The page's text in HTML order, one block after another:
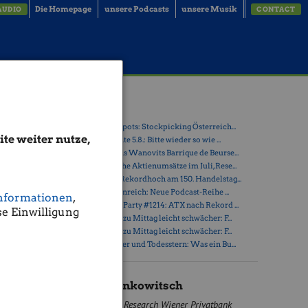
weiter nutze,
,
Einwilligung
Die Homepage unsere Podcasts unsere Musik CONTACT
Der
für
seien
» Österreich-Depots: Stockpicking Österreich...
» Börsegeschichte 5.8.: Bitte wieder so wie ...
» Nachlese: Hans Wanovits Barrique de Beurse...
» PIR-News: Hohe Aktienumsätze im Juli, Rese...
» ATX erreicht Rekordhoch am 150. Handelstag...
» Drastil & Seltenreich: Neue Podcast-Reihe ...
» Wiener Börse Party #1214: ATX nach Rekord ...
» Wiener Börse zu Mittag leicht schwächer: F...
» Wiener Börse zu Mittag leicht schwächer: F...
» Zwischen Polier und Todesstern: Was ein Bu...
Mario Tunkowitsch
Research Wiener Privatbank